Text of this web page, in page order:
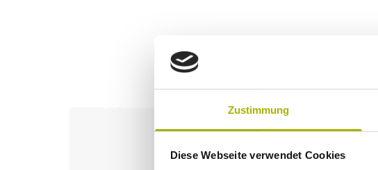
Zustimmung
Diese Webseite verwendet Cookies